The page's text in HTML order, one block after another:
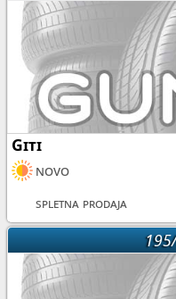
Giti
novo
spletna prodaja